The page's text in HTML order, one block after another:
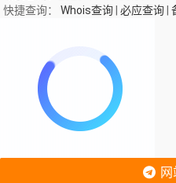
快捷查询： Whois查询 必应查询